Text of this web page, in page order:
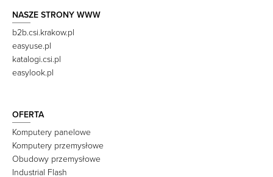
NASZE STRONY WWW
b2b.csi.krakow.pl
easyuse.pl
katalogi.csi.pl
easylook.pl
OFERTA
Komputery panelowe
Komputery przemysłowe
Obudowy przemysłowe
Industrial Flash